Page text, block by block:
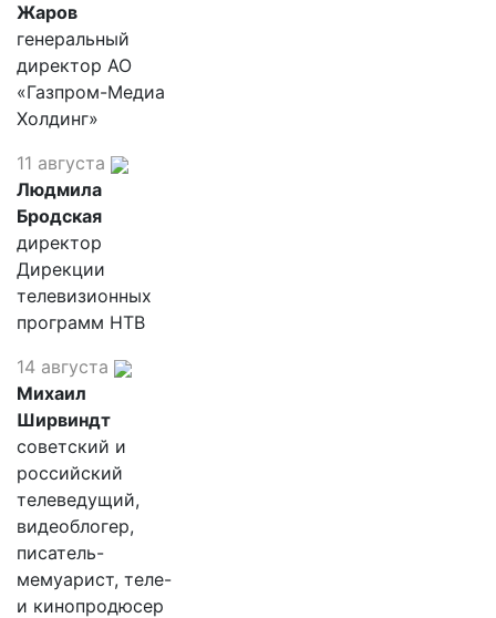
Жаров
генеральный
директор АО
«Газпром-Медиа
Холдинг»
11 августа
Людмила
Бродская
директор
Дирекции
телевизионных
программ НТВ
14 августа
Михаил
Ширвиндт
советский и
российский
телеведущий,
видеоблогер,
писатель-
мемуарист, теле-
и кинопродюсер